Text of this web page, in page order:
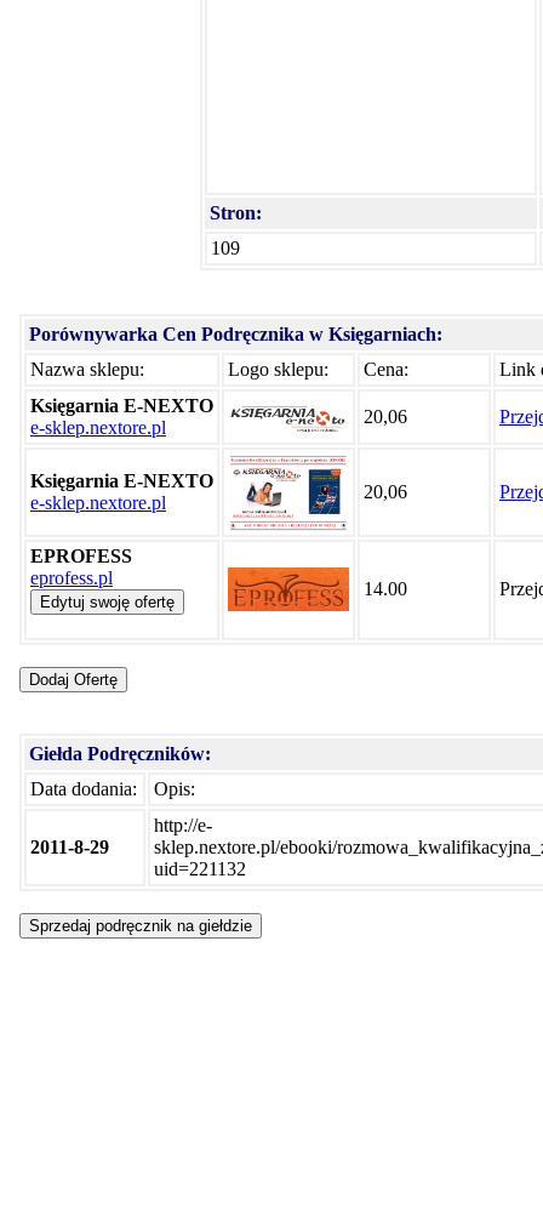
Stron:
109
Porównywarka Cen Podręcznika w Księgarniach:
Nazwa sklepu:
Logo sklepu: Cena:
Link
Księgarnia E-NEXTO
e-sklep.nextore.pl
20,06
Księgarnia E-NEXTO
e-sklep.nextore.pl
20,06
EPROFESS
eprofess.pl
14.00
Giełda Podręczników:
Data dodania:
Opis:
2011-8-29
http://e-
sklep.nextore.pl/ebooki/
uid=221132